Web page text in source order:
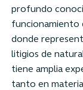
profundo
funcionamiento
donde
litigios de
tiene amplia
tanto en